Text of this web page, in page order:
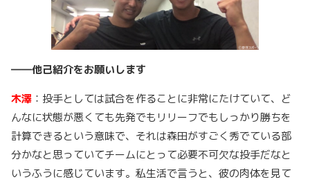
――他己紹介をお願いします
木澤 ：投手としては試合を作ることに非常にたけていて、ど
んなに状態が悪くても先発でもリリーフでもしっかり勝ちを
計算できるという意味で、それは森田がすごく秀でている部
分かなと思っていてチームにとって必要不可欠な投手だなと
いうふうに感じています。私生活で言うと、彼の肉体を見て